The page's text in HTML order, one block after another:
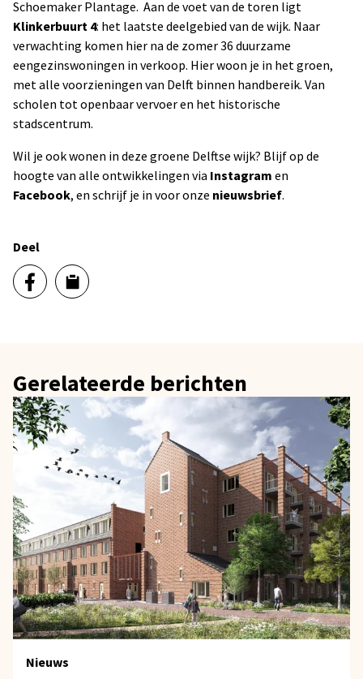
Schoemaker Plantage. Aan de voet van de toren ligt
Klinkerbuurt 4: het laatste deelgebied van de wijk. Naar
verwachting komen hier na de zomer 36 duurzame
eengezinswoningen in verkoop. Hier woon je in het groen,
met alle voorzieningen van Delft binnen handbereik. Van
scholen tot openbaar vervoer en het historische
stadscentrum.
Wil je ook wonen in deze groene Delftse wijk? Blijf op de
hoogte van alle ontwikkelingen via Instagram en
Facebook, en schrijf je in voor onze nieuwsbrief.
Deel
Gerelateerde berichten
Nieuws